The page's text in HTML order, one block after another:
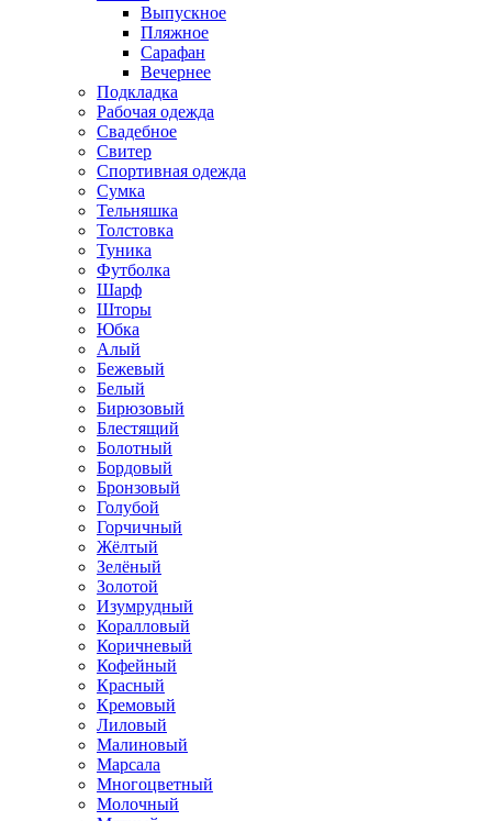
Выпускное
Пляжное
Сарафан
Вечернее
Подкладка
Рабочая одежда
Свадебное
Свитер
Спортивная одежда
Сумка
Тельняшка
Толстовка
Туника
Футболка
Шарф
Шторы
Юбка
Алый
Бежевый
Белый
Бирюзовый
Блестящий
Болотный
Бордовый
Бронзовый
Голубой
Горчичный
Жёлтый
Зелёный
Золотой
Изумрудный
Коралловый
Коричневый
Кофейный
Красный
Кремовый
Лиловый
Малиновый
Марсала
Многоцветный
Молочный